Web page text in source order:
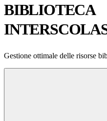
BIBLIOTECA
Gestione ottimale delle risorse